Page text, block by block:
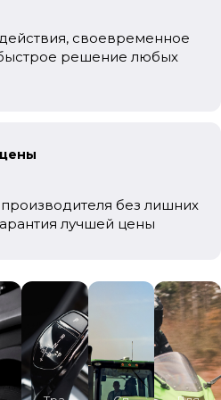
своевременное
решение любых
без лишних
лучшей цены